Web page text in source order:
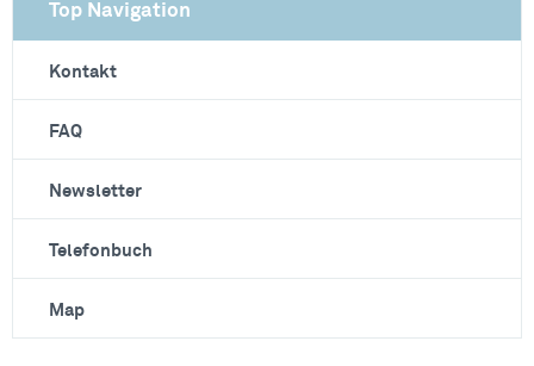
Top Navigation
Kontakt
FAQ
Newsletter
Telefonbuch
Map